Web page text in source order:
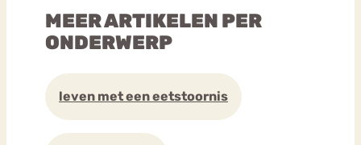
MEER ARTIKELEN PER
ONDERWERP
leven met een eetstoornis